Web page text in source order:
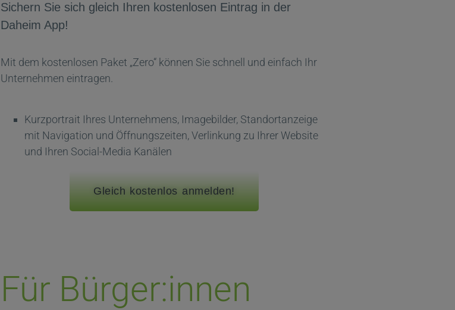
Sichern Sie sich gleich Ihren kostenlosen Eintrag in der
Daheim App!
Mit dem kostenlosen Paket „Zero“ können Sie schnell und einfach Ihr
Unternehmen eintragen.
Kurzportrait Ihres Unternehmens, Imagebilder, Standortanzeige
mit Navigation und Öffnungszeiten, Verlinkung zu Ihrer Website
und Ihren Social-Media Kanälen
Gleich kostenlos anmelden!
Für Bürger:innen